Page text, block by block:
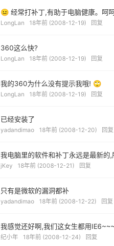
😐 经常打补丁,有助于电脑健康。呵
LongLan 18年前 (2008-12-19) 回复
360这么快?
LongLan 18年前 (2008-12-19) 回复
我的360为什么没有提示我哦! 🙄
LongLan 18年前 (2008-12-19) 回复
已经安装了
yadandimao 18年前 (2008-12-20) 回复
我电脑里的软件和补丁永远是最新的
jKey 18年前 (2008-12-21) 回复
只有是微软的漏洞都补
yadandimao 18年前 (2008-12-22) 回复
我感觉还好啊,我们这女生都用
纪小年 18年前 (2008-12-24) 回复